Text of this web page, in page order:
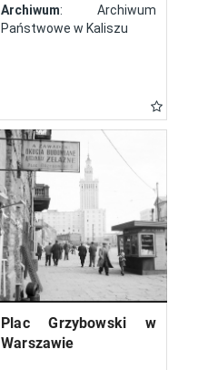
Kalisza
Archiwum: Archiwum
Państwowe w Kaliszu
Plac Grzybowski w
Warszawie